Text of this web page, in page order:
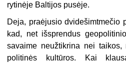
rytinėje Baltijos pusėje.
Deja, praėjusio dvidešimtmečio
kad, net išsprendus
savaime neužtikrina nei
politinės kultūros. Kai